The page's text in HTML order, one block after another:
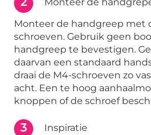
Monteer de
Monteer de handgreep met
schroeven. Gebruik geen
handgreep te bevestigen.
daarvan een standaard
draai de M4-schroeven zo
acht. Een te hoog
knoppen of de schroef
3
Inspiratie